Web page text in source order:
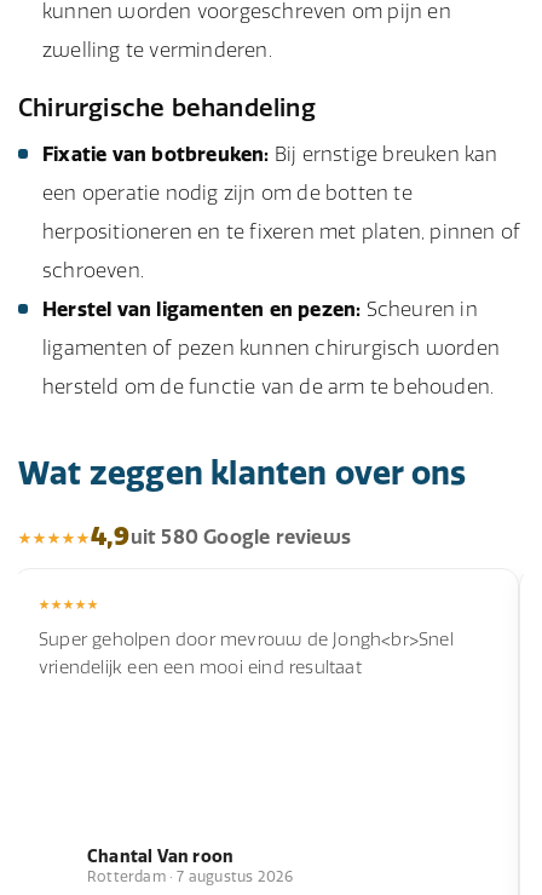
kunnen worden voorgeschreven om pijn en
zwelling te verminderen.
Chirurgische behandeling
Fixatie van botbreuken: Bij ernstige breuken kan
een operatie nodig zijn om de botten te
herpositioneren en te fixeren met platen, pinnen of
schroeven.
Herstel van ligamenten en pezen: Scheuren in
ligamenten of pezen kunnen chirurgisch worden
hersteld om de functie van de arm te behouden.
Wat zeggen klanten over ons
4,9uit 580 Google reviews
Super geholpen door mevrouw de Jongh<br>Snel
vriendelijk een een mooi eind resultaat
Chantal Van roon
Rotterdam · 7 augustus 2026